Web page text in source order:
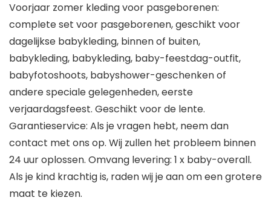
Voorjaar zomer kleding voor pasgeborenen:
complete set voor pasgeborenen, geschikt voor
dagelijkse babykleding, binnen of buiten,
babykleding, babykleding, baby-feestdag-outfit,
babyfotoshoots, babyshower-geschenken of
andere speciale gelegenheden, eerste
verjaardagsfeest. Geschikt voor de lente.
Garantieservice: Als je vragen hebt, neem dan
contact met ons op. Wij zullen het probleem binnen
24 uur oplossen. Omvang levering: 1 x baby-overall.
Als je kind krachtig is, raden wij je aan om een grotere
maat te kiezen.